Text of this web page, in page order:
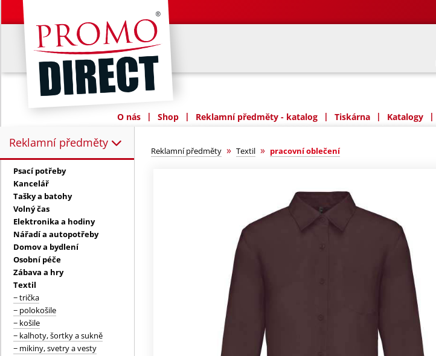
O nás | Shop | Reklamní předměty - katalog | Tiskárna | Katalogy |
Reklamní předměty
Reklamní předměty:
Psací potřeby
Kancelář
Tašky a batohy
Volný čas
Elektronika a hodiny
Nářadí a autopotřeby
Domov a bydlení
Osobní péče
Zábava a hry
Textil
− trička
− polokošile
− košile
− kalhoty, šortky a sukně
− mikiny, svetry a vesty
Reklamní předměty » Textil » pracovní oblečení